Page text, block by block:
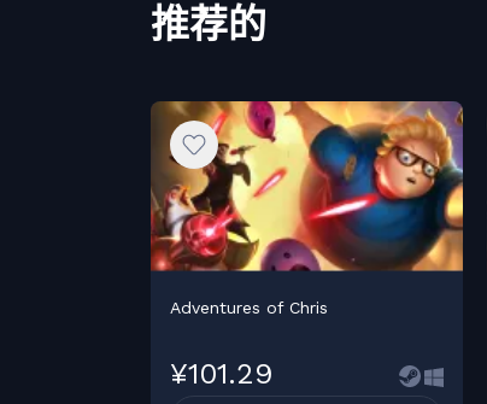
推荐的
Adventures of Chris
¥101.29